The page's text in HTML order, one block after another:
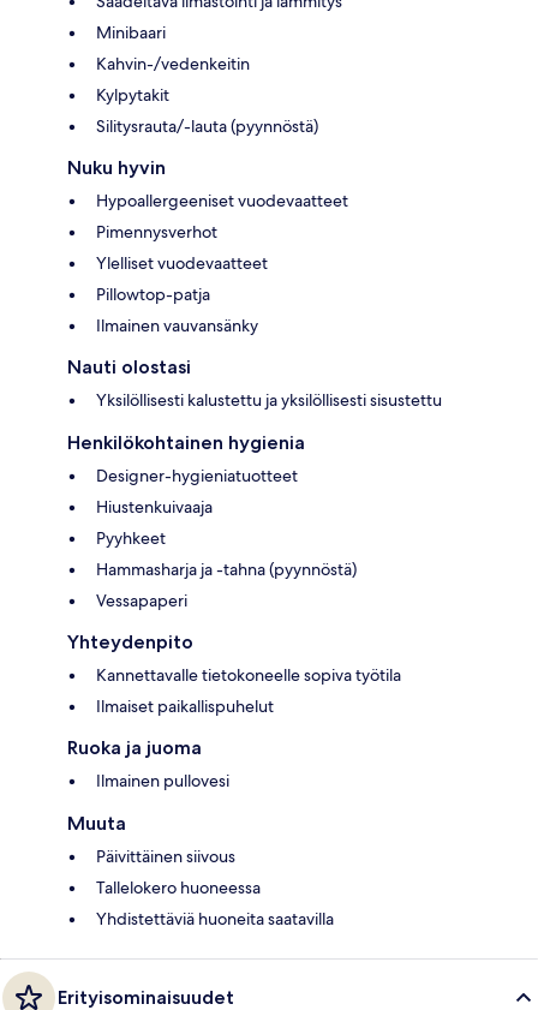
Minibaari
Kahvin-/vedenkeitin
Kylpytakit
Silitysrauta/-lauta (pyynnöstä)
Nuku hyvin
Hypoallergeeniset vuodevaatteet
Pimennysverhot
Ylelliset vuodevaatteet
Pillowtop-patja
Ilmainen vauvansänky
Nauti olostasi
Yksilöllisesti kalustettu ja yksilöllisesti sisustettu
Henkilökohtainen hygienia
Designer-hygieniatuotteet
Hiustenkuivaaja
Pyyhkeet
Hammasharja ja -tahna (pyynnöstä)
Vessapaperi
Yhteydenpito
Kannettavalle tietokoneelle sopiva työtila
Ilmaiset paikallispuhelut
Ruoka ja juoma
Ilmainen pullovesi
Muuta
Päivittäinen siivous
Tallelokero huoneessa
Yhdistettäviä huoneita saatavilla
Erityisominaisuudet